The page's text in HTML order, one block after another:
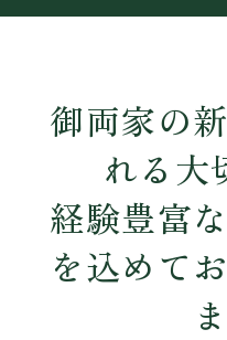
御両家の
れる大
経験豊富
を込めて